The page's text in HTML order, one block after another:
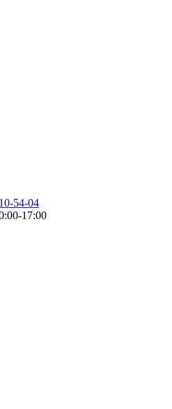
54-04
17:00